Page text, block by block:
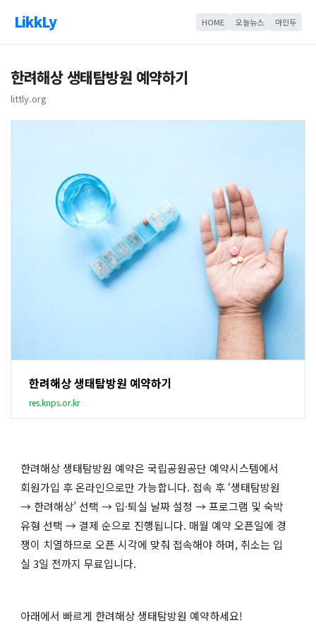
LikkLy HOME 오늘뉴스 마인두
한려해상 생태탐방원 예약하기
littly.org
한려해상 생태탐방원 예약하기
res.knps.or.kr
한려해상 생태탐방원 예약은 국립공원공단 예약시스템에서
회원가입 후 온라인으로만 가능합니다. 접속 후 ‘생태탐방원
→ 한려해상’ 선택 → 입·퇴실 날짜 설정 → 프로그램 및 숙박
유형 선택 → 결제 순으로 진행됩니다. 매월 예약 오픈일에 경
쟁이 치열하므로 오픈 시각에 맞춰 접속해야 하며, 취소는 입
실 3일 전까지 무료입니다.
아래에서 빠르게 한려해상 생태탐방원 예약하세요!